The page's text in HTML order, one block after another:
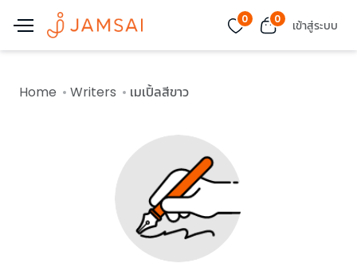
0 0 เข้าสู่ระบบ
Home Writers เมเปิ้ลสีขาว